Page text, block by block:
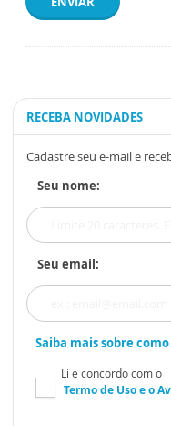
RECEBA NOVIDADES
Cadastre seu e-mail e
Seu nome:
Seu email:
Saiba mais sobre
Li e concordo com o
Termo de Usoe o